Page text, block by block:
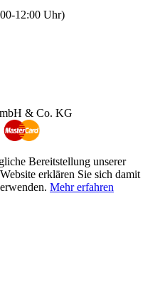
12:00 Uhr)
& Co. KG
Bereitstellung unserer
erklären Sie sich damit
Mehr erfahren